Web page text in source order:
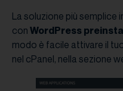
La soluzione più semplice
con WordPress
modo è facile attivare il
nel cPanel, nella sezione